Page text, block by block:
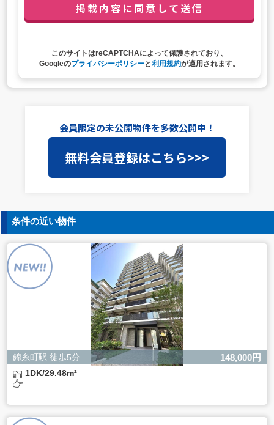
連絡先：privacy@balleggs.co.jp
（1）お問い合わせ対応（本人への連絡を含む）のため
4. 個人情報取扱いの委託
当社は事業運営上、前項利用目的の範囲に限って個人情報
を外部に委託することがあります。この場合、個人情報保
護水準の高い委託先を選定し、個人情報の適正管理・機密
保持についての契約を交わし、適切な管理を実施させま
5. 個人情報の開示等の請求
ご本人様は、当社に対してご自身の個人情報の開示等（利
用目的の通知、開示、内容の訂正・追加・削除、利用の停
止または消去、第三者への提供の停止）に関して、下記の
当社問合わせ窓口に申し出ることができます。その際、当
社はお客様ご本人を確認させていただいたうえで、合理的
な間内に対応いたします。
【お問合せ窓口】
株式会社バレッグス 個人情報問合せ窓口
住所 東京都目黒区鷹番2-5-21
電話 03-3794-1115
お問合せメールアドレス privacy@balleggs.co.jp
受付時間：平日10：30～17：00 ※弊社公休日を除く
よるものです。
このサイトはreCAPTCHAによって保護されており、
Googleのプライバシーポリシーと利用規約が適用されます。
会員限定の未公開物件を多数公開中！
無料会員登録はこちら>>>
条件の近い物件
錦糸町駅 徒歩5分 148,000円
1DK/29.48m²